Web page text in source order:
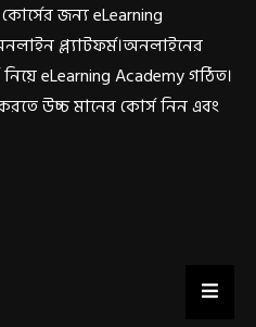
জন্য eLearning
প্ল্যাটফর্ম।অনলাইনের
eLearning Academy গঠিত।
উচ্চ মানের কোর্স নিন এবং